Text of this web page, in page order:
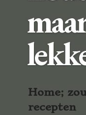
Home;
recepten